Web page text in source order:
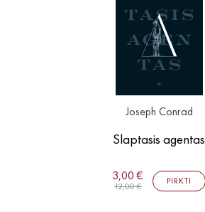
Joseph Conrad
Slaptasis agentas
3,00 €
12,00 €
PIRKTI